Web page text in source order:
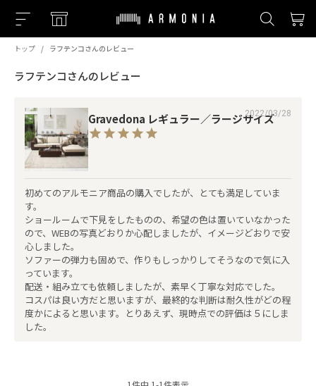
トップ ラフテンコさんのレビュー
ラフテンコさんのレビュー
Gravedona レギュラー／ラージサイズ
2022/03/28
初めてのアルモニア商品の購入でしたが、とても満足していま
す。
ショールームで下見をしたものの、希望の色は置いていなかった
ので、WEBの写真どおりか心配しましたが、イメージどおりで安
心しました。
ソファーの弾力も固めで、作りもしっかりしてそうなので気に入
っています。
配送・組み立ても依頼しましたが、素早く丁寧な対応でした。
コスパは良い方だと思いますが、最終的な判断は耐久性がどの程
度かによると思います。とりあえず、現時点での評価は５にしま
した。